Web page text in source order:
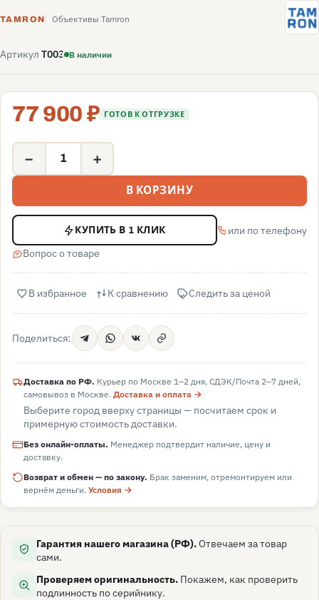
TAMRON Объективы Tamron T
Артикул T003 В наличии
77 900 ₽ ГОТОВ К ОТГРУЗКЕ
− +
В КОРЗИНУ
КУПИТЬ В 1 КЛИК
или по телефону
Вопрос о товаре
В избранное К сравнению Следить за ценой
Поделиться:
Доставка по РФ. Курьер по Москве 1–2 дня, СДЭК/Почта 2–7 дней,
самовывоз в Москве.Доставка и оплата →
Выберите город вверху страницы — посчитаем срок и
примерную стоимость доставки.
Без онлайн-оплаты. Менеджер подтвердит наличие, цену и
доставку.
Возврат и обмен — по закону. Брак заменим, отремонтируем или
вернём деньги. Условия →
Гарантия нашего магазина (РФ).Отвечаем за товар
сами.
Проверяем оригинальность. Покажем, как проверить
подлинность по серийнику.